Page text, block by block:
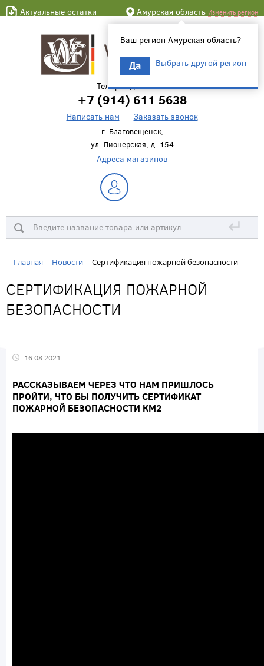
Актуальные остатки Амурская область Изменить регион
Ваш регион Амурская область?
Да Выбрать другой регион
Телефон для связи
+7 (914) 611 5638
Написать нам Заказать звонок
г. Благовещенск,
ул. Пионерская, д. 154
Адреса магазинов
↵
Главная Новости Сертификация пожарной безопасности
СЕРТИФИКАЦИЯ ПОЖАРНОЙ
БЕЗОПАСНОСТИ
16.08.2021
РАССКАЗЫВАЕМ ЧЕРЕЗ ЧТО НАМ ПРИШЛОСЬ
ПРОЙТИ, ЧТО БЫ ПОЛУЧИТЬ СЕРТИФИКАТ
ПОЖАРНОЙ БЕЗОПАСНОСТИ КМ2